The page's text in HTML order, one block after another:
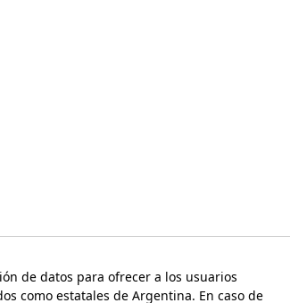
de datos para ofrecer a los usuarios
como estatales de Argentina. En caso de